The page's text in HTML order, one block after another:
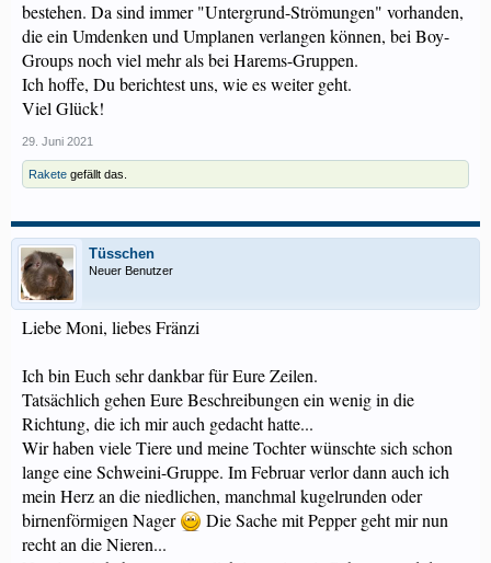
bestehen. Da sind immer "Untergrund-Strömungen" vorhanden,
die ein Umdenken und Umplanen verlangen können, bei Boy-
Groups noch viel mehr als bei Harems-Gruppen.
Ich hoffe, Du berichtest uns, wie es weiter geht.
Viel Glück!
29. Juni 2021
Rakete gefällt das.
Tüsschen
Neuer Benutzer
Liebe Moni, liebes Fränzi
Ich bin Euch sehr dankbar für Eure Zeilen.
Tatsächlich gehen Eure Beschreibungen ein wenig in die
Richtung, die ich mir auch gedacht hatte...
Wir haben viele Tiere und meine Tochter wünschte sich schon
lange eine Schweini-Gruppe. Im Februar verlor dann auch ich
mein Herz an die niedlichen, manchmal kugelrunden oder
birnenförmigen Nager
Die Sache mit Pepper geht mir nun
recht an die Nieren...